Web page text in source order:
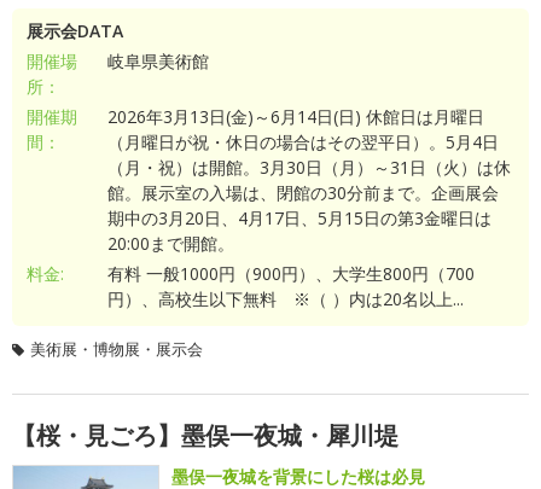
展示会DATA
開催場
所：
岐阜県美術館
開催期
間：
2026年3月13日(金)～6月14日(日) 休館日は月曜日
（月曜日が祝・休日の場合はその翌平日）。5月4日
（月・祝）は開館。3月30日（月）～31日（火）は休
館。展示室の入場は、閉館の30分前まで。企画展会
期中の3月20日、4月17日、5月15日の第3金曜日は
20:00まで開館。
料金:
有料 一般1000円（900円）、大学生800円（700
円）、高校生以下無料 ※（ ）内は20名以上...
美術展・博物展・展示会
【桜・見ごろ】墨俣一夜城・犀川堤
墨俣一夜城を背景にした桜は必見